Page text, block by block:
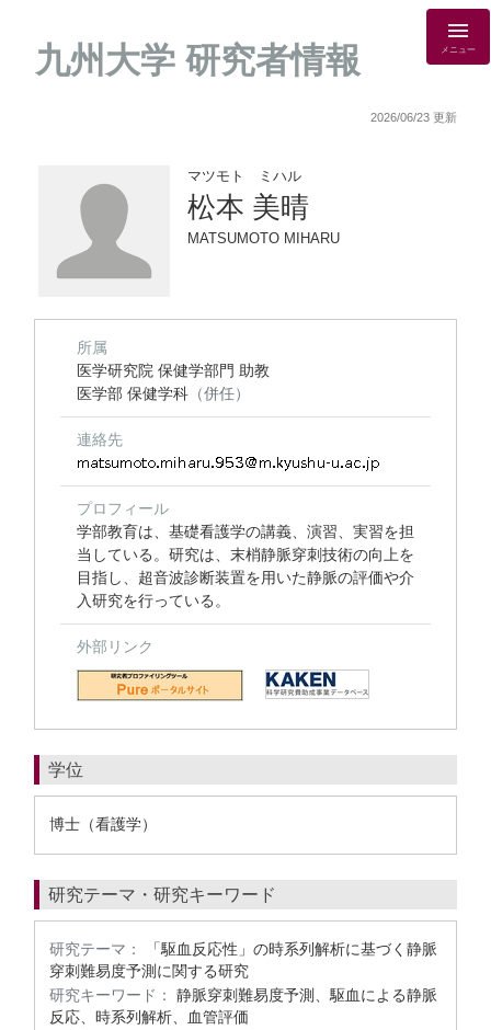
九州大学 研究者情報 メニュー
2026/06/23 更新
マツモト ミハル
松本 美晴
MATSUMOTO MIHARU
所属
医学研究院 保健学部門 助教
医学部 保健学科 （併任）
連絡先
プロフィール
学部教育は、基礎看護学の講義、演習、実習を担
当している。研究は、末梢静脈穿刺技術の向上を
目指し、超音波診断装置を用いた静脈の評価や介
入研究を行っている。
外部リンク
学位
博士（看護学）
研究テーマ・研究キーワード
研究テーマ：
「駆血反応性」の時系列解析に基づく静脈
穿刺難易度予測に関する研究
研究キーワード：
静脈穿刺難易度予測、駆血による静脈
反応、時系列解析、血管評価